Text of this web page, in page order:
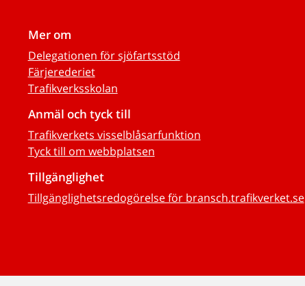
Mer om
Delegationen för sjöfartsstöd
Färjerederiet
Trafikverksskolan
Anmäl och tyck till
Trafikverkets visselblåsarfunktion
Tyck till om webbplatsen
Tillgänglighet
Tillgänglighetsredogörelse för bransch.trafikverket.se